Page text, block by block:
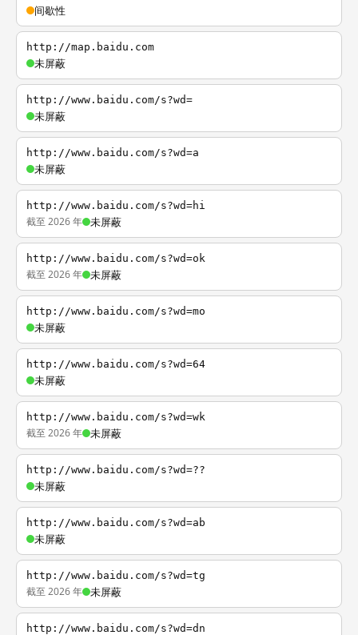
间歇性
http://map.baidu.com
未屏蔽
http://www.baidu.com/s?wd=
未屏蔽
http://www.baidu.com/s?wd=a
未屏蔽
http://www.baidu.com/s?wd=hi
截至 2026 年 未屏蔽
http://www.baidu.com/s?wd=ok
截至 2026 年 未屏蔽
http://www.baidu.com/s?wd=mo
未屏蔽
http://www.baidu.com/s?wd=64
未屏蔽
http://www.baidu.com/s?wd=wk
截至 2026 年 未屏蔽
http://www.baidu.com/s?wd=??
未屏蔽
http://www.baidu.com/s?wd=ab
未屏蔽
http://www.baidu.com/s?wd=tg
截至 2026 年 未屏蔽
http://www.baidu.com/s?wd=dn